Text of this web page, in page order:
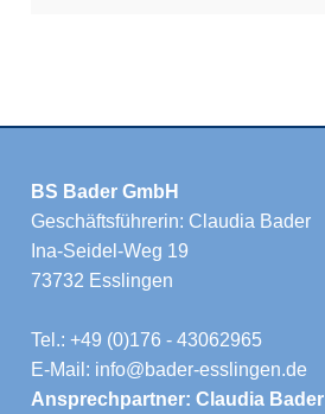
BS Bader GmbH
Geschäftsführerin: Claudia Bader
Ina-Seidel-Weg 19
73732 Esslingen
Tel.: +49 (0)176 - 43062965
E-Mail: info@bader-esslingen.de
Ansprechpartner: Claudia Bader